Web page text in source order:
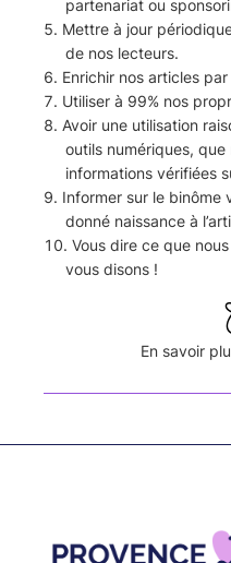
partenariat ou
Mettre à jour
de nos lecteurs.
Enrichir nos articles
Utiliser à 99% nos
Avoir une utilisation
outils numériques,
informations vérifiées
Informer sur le binôme
donné naissance à
Vous dire ce que
vous disons !
En savoir